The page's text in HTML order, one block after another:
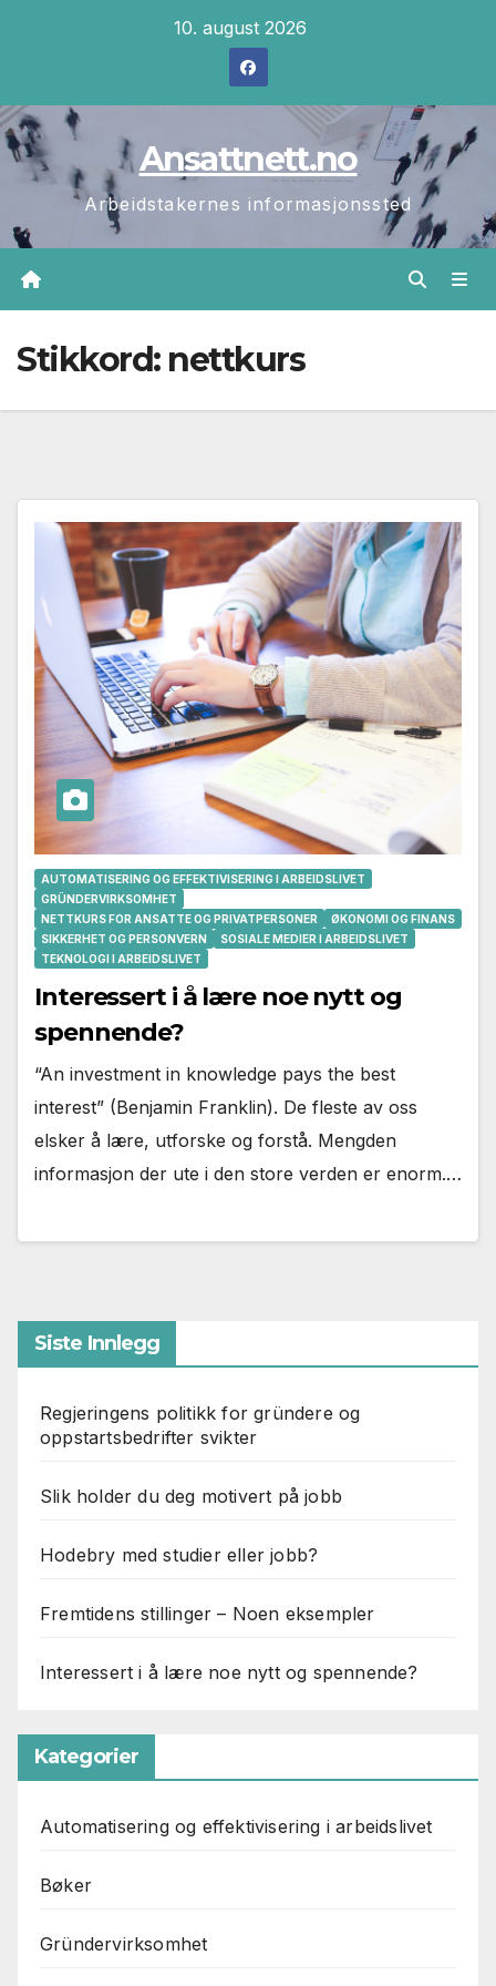
10. august 2026
Ansattnett.no
Arbeidstakernes informasjonssted
Stikkord: nettkurs
AUTOMATISERING OG EFFEKTIVISERING I ARBEIDSLIVET
GRÜNDERVIRKSOMHET
NETTKURS FOR ANSATTE OG PRIVATPERSONER
ØKONOMI OG FINANS
SIKKERHET OG PERSONVERN
SOSIALE MEDIER I ARBEIDSLIVET
TEKNOLOGI I ARBEIDSLIVET
Interessert i å lære noe nytt og
spennende?
“An investment in knowledge pays the best
interest” (Benjamin Franklin). De fleste av oss
elsker å lære, utforske og forstå. Mengden
informasjon der ute i den store verden er enorm.…
Siste Innlegg
Regjeringens politikk for gründere og
oppstartsbedrifter svikter
Slik holder du deg motivert på jobb
Hodebry med studier eller jobb?
Fremtidens stillinger – Noen eksempler
Interessert i å lære noe nytt og spennende?
Kategorier
Automatisering og effektivisering i arbeidslivet
Bøker
Gründervirksomhet